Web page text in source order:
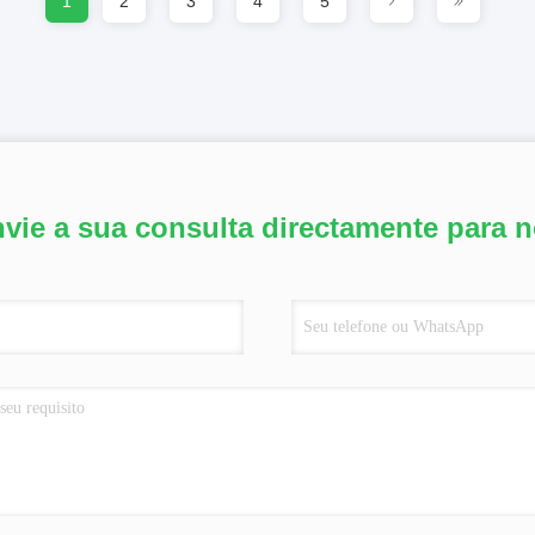
a sua consulta directamente para